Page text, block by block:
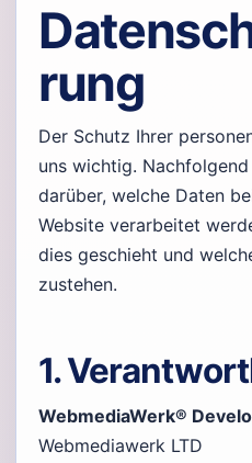
rung
Der Schutz Ihrer
uns wichtig.
darüber, welche Daten
Website verarbeitet
dies geschieht und
zustehen.
1.
WebmediaWerk®
Webmediawerk LTD